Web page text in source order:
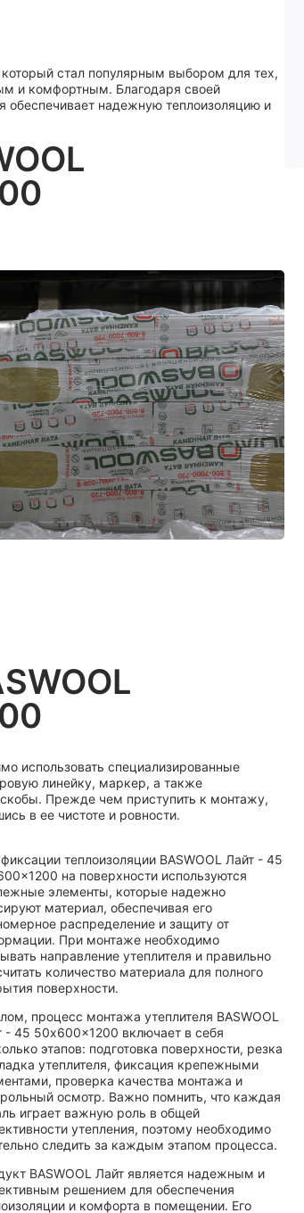
который стал популярным выбором для тех,
и комфортным. Благодаря своей
обеспечивает надежную теплоизоляцию и
использовать специализированные
линейку, маркер, а также
Прежде чем приступить к монтажу,
в ее чистоте и ровности.
теплоизоляции BASWOOL Лайт - 45
на поверхности используются
элементы, которые надежно
материал, обеспечивая его
распределение и защиту от
При монтаже необходимо
направление утеплителя и правильно
количество материала для полного
поверхности.
процесс монтажа утеплителя BASWOOL
- 45 50x600x1200 включает в себя
этапов: подготовка поверхности, резка
утеплителя, фиксация крепежными
проверка качества монтажа и
осмотр. Важно помнить, что каждая
играет важную роль в общей
утепления, поэтому необходимо
следить за каждым этапом процесса.
BASWOOL Лайт является надежным и
решением для обеспечения
и комфорта в помещении. Его